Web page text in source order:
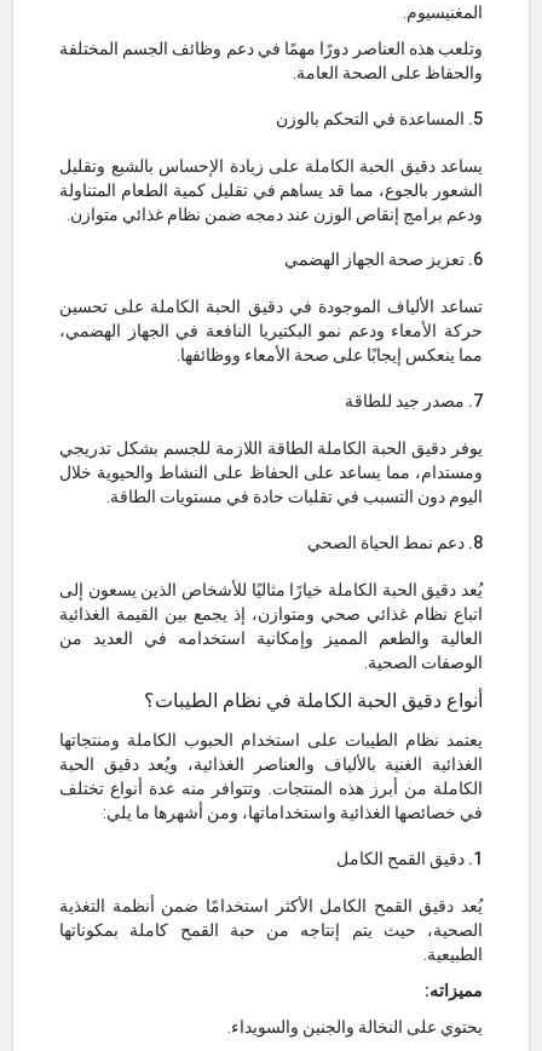
المغنيسيوم.
وتلعب هذه العناصر دورًا مهمًا في دعم وظائف الجسم المختلفة
والحفاظ على الصحة العامة.
5. المساعدة في التحكم بالوزن
يساعد دقيق الحبة الكاملة على زيادة الإحساس بالشبع وتقليل
الشعور بالجوع، مما قد يساهم في تقليل كمية الطعام المتناولة
ودعم برامج إنقاص الوزن عند دمجه ضمن نظام غذائي متوازن.
6. تعزيز صحة الجهاز الهضمي
تساعد الألياف الموجودة في دقيق الحبة الكاملة على تحسين
حركة الأمعاء ودعم نمو البكتيريا النافعة في الجهاز الهضمي،
مما ينعكس إيجابًا على صحة الأمعاء ووظائفها.
7. مصدر جيد للطاقة
يوفر دقيق الحبة الكاملة الطاقة اللازمة للجسم بشكل تدريجي
ومستدام، مما يساعد على الحفاظ على النشاط والحيوية خلال
اليوم دون التسبب في تقلبات حادة في مستويات الطاقة.
8. دعم نمط الحياة الصحي
يُعد دقيق الحبة الكاملة خيارًا مثاليًا للأشخاص الذين يسعون إلى
اتباع نظام غذائي صحي ومتوازن، إذ يجمع بين القيمة الغذائية
العالية والطعم المميز وإمكانية استخدامه في العديد من
الوصفات الصحية.
أنواع دقيق الحبة الكاملة في نظام الطيبات؟
يعتمد نظام الطيبات على استخدام الحبوب الكاملة ومنتجاتها
الغذائية الغنية بالألياف والعناصر الغذائية، ويُعد دقيق الحبة
الكاملة من أبرز هذه المنتجات. وتتوافر منه عدة أنواع تختلف
في خصائصها الغذائية واستخداماتها، ومن أشهرها ما يلي:
1. دقيق القمح الكامل
يُعد دقيق القمح الكامل الأكثر استخدامًا ضمن أنظمة التغذية
الصحية، حيث يتم إنتاجه من حبة القمح كاملة بمكوناتها
الطبيعية.
مميزاته:
يحتوي على النخالة والجنين والسويداء.